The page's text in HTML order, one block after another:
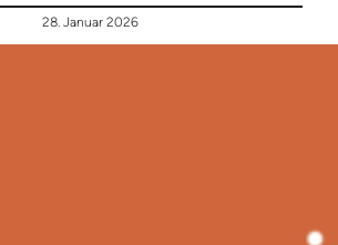
28. Januar 2026